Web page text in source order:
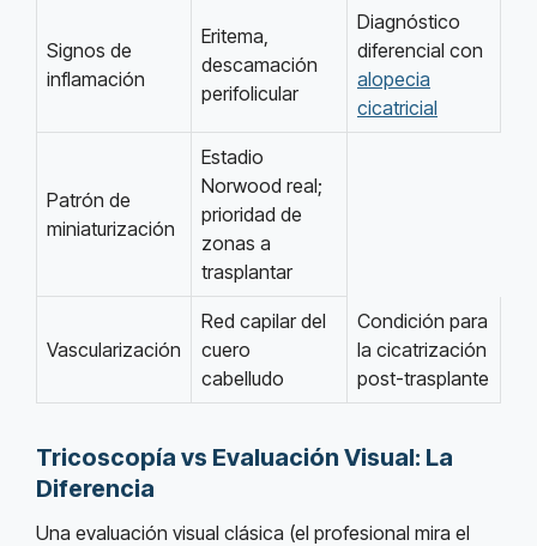
Signos de
inflamación
Eritema,
descamación
perifolicular
Diagnóstico
diferencial con
alopecia
cicatricial
Patrón de
miniaturización
Estadio
Norwood real;
prioridad de
zonas a
trasplantar
Vascularización
Red capilar del
cuero
cabelludo
Condición para
la cicatrización
post-trasplante
Tricoscopía vs Evaluación Visual: La
Diferencia
Una evaluación visual clásica (el profesional mira el